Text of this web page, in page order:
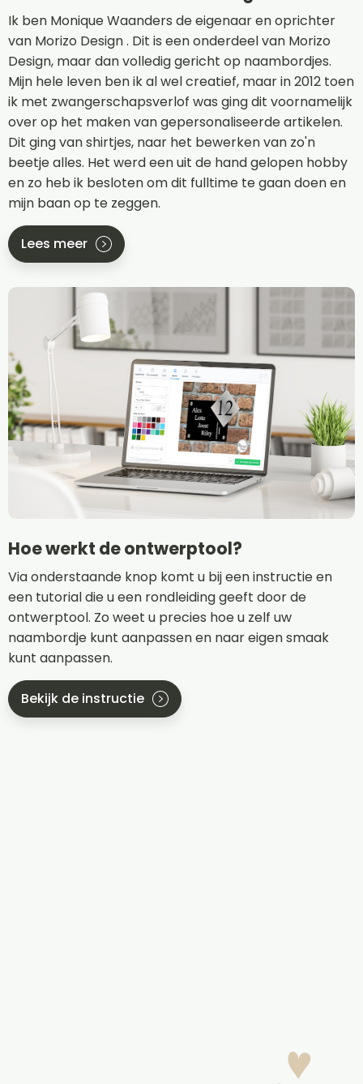
Ik ben Monique Waanders de eigenaar en oprichter
van Morizo Design . Dit is een onderdeel van Morizo
Design, maar dan volledig gericht op naambordjes.
Mijn hele leven ben ik al wel creatief, maar in 2012 toen
ik met zwangerschapsverlof was ging dit voornamelijk
over op het maken van gepersonaliseerde artikelen.
Dit ging van shirtjes, naar het bewerken van zo'n
beetje alles. Het werd een uit de hand gelopen hobby
en zo heb ik besloten om dit fulltime te gaan doen en
mijn baan op te zeggen.
Lees meer
Hoe werkt de ontwerptool?
Via onderstaande knop komt u bij een instructie en
een tutorial die u een rondleiding geeft door de
ontwerptool. Zo weet u precies hoe u zelf uw
naambordje kunt aanpassen en naar eigen smaak
kunt aanpassen.
Bekijk de instructie